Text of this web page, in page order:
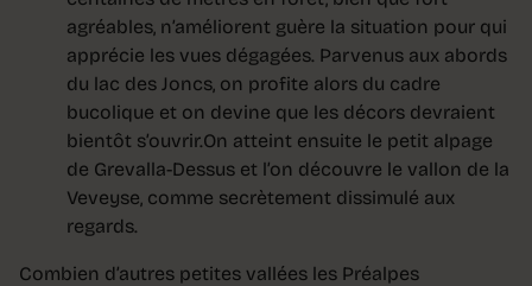
agréables, n’améliorent guère la situation pour qui
apprécie les vues dégagées. Parvenus aux abords
du lac des Joncs, on profite alors du cadre
bucolique et on devine que les décors devraient
bientôt s’ouvrir.On atteint ensuite le petit alpage
de Grevalla-Dessus et l’on découvre le vallon de la
Veveyse, comme secrètement dissimulé aux
regards.
Combien d’autres petites vallées les Préalpes